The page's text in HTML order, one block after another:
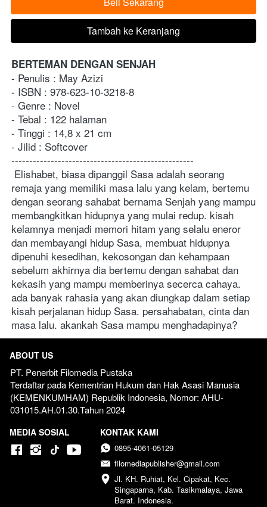
`
Tambah ke Keranjang
BERTEMAN DENGAN SENJAH
- Penulis : May Azizi
- ISBN : 978-623-10-3218-8
- Genre : Novel
- Tebal : 122 halaman
- Tinggi : 14,8 x 21 cm
- Jilid : Softcover
---------------------------------------------------
Elishabet, biasa dipanggil Sasa adalah seorang
remaja yang memiliki masa lalu yang kelam, bertemu
dengan seorang sahabat bernama Senjah yang mampu
membangkitkan hidupnya yang mulai redup. kisah
kelamnya menjadi memori hitam yang selalu eneror
dan membayangi hidup Sasa, membuat hidupnya
dipenuhi kesedihan, kekosongan dan kehampaan
sebelum akhirnya dia bertemu dengan sahabat dan
kekasih yang mampu memberinya secerca cahaya.
ada banyak rahasia yang akan diungkap dalam setiap
kisah perjalanan hidup Sasa. persahabatan, cinta dan
masa lalu. akankah Sasa mampu menghadapinya?
ABOUT US
PT. Penerbit Filomedia Pustaka
Terdaftar pada Kementrian Hukum dan Hak Asasi Manusia
(KEMENKUMHAM) Republik Indonesia, Nomor: AHU-
031015.AH.01.30.Tahun 2024
MEDIA SOSIAL KONTAK KAMI
0895-4061-05129
filomediapublisher@gmail.com
Jl. KH. Ruhiat, Kel. Cipakat, Kec.
Singaparna, Kab. Tasikmalaya, Jawa
Barat. Indonesia.